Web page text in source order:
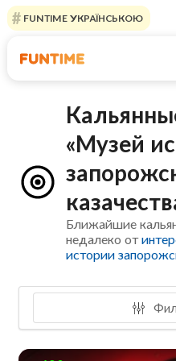
FUNTIME УКРАЇНСЬКОЮ
«Музей
Ближайшие
недалеко от
истории